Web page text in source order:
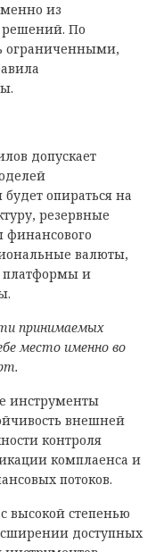
из
решений. По
ограниченными,
допускает
опираться на
резервные
валюты,
платформы и
принимаемых
место именно во
инструменты
внешней
контроля
комплаенса и
потоков.
высокой степенью
доступных